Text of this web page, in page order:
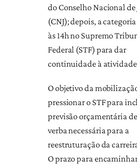
do Conselho Nacional de
(CNJ); depois, a
às 14h no Supremo
Federal (STF) para dar
continuidade à
O objetivo da
pressionar o STF para
previsão orçamentária
verba necessária para a
reestruturação da
O prazo para